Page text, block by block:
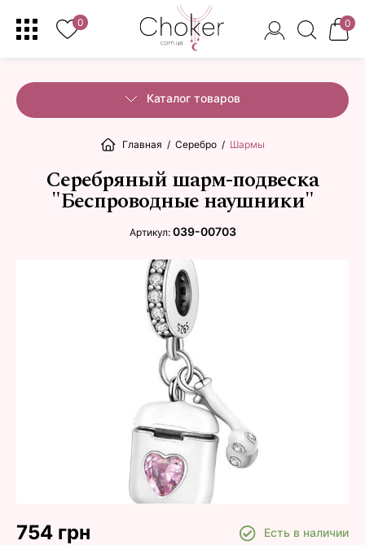
0 0
Каталог товаров
Главная / Серебро / Шармы
Серебряный шарм-подвеска
"Беспроводные наушники"
Артикул: 039-00703
754 грн Есть в наличии